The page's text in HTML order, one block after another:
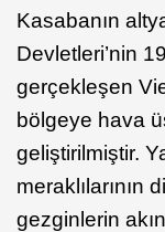
Kasabanın
Devletleri’nin
gerçekleşen
bölgeye hava
geliştirilmiştir.
meraklılarının
gezginlerin